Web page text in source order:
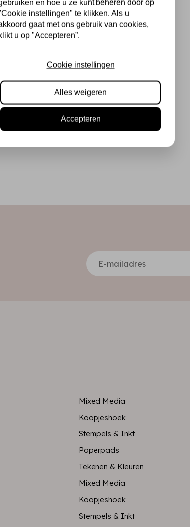
Mixed Media
Koopjeshoek
Stempels & Inkt
Paperpads
Tekenen & Kleuren
Mixed Media
Koopjeshoek
Stempels & Inkt
en hoe u ze kunt beheren door op
instellingen" te klikken. Als u
gaat met ons gebruik van cookies,
klikt u op "Accepteren”.
Cookie instellingen
Alles weigeren
Accepteren